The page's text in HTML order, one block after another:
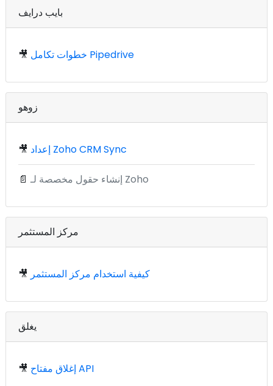
بايب درايف
🎥 خطوات تكامل Pipedrive
زوهو
🎥 إعداد Zoho CRM Sync
📄 إنشاء حقول مخصصة لـ Zoho
مركز المستثمر
🎥 كيفية استخدام مركز المستثمر
يغلق
🎥 إغلاق مفتاح API